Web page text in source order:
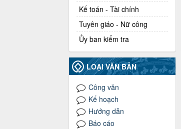
Kế toán - Tài chính
Tuyên giáo - Nữ công
Ủy ban kiểm tra
LOẠI VĂN BẢN
Công văn
Kế hoạch
Hướng dẫn
Báo cáo